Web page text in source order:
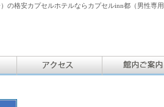
の格安カプセルホテルならカプセルinn都（男性専用